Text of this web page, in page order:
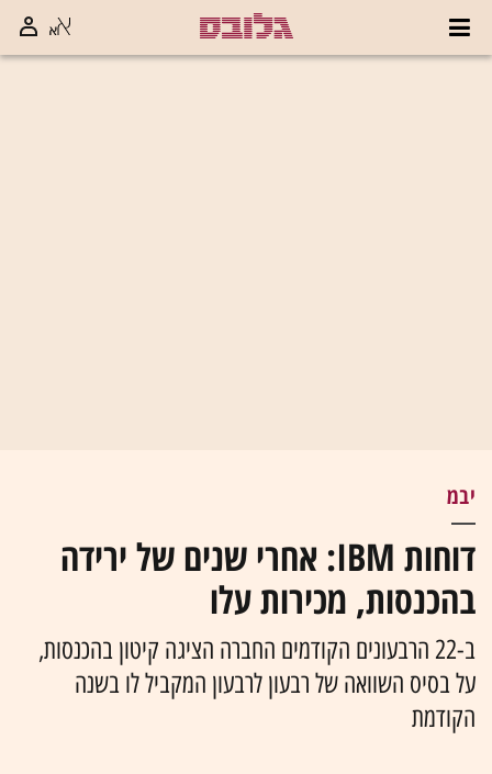
יבמ
דוחות IBM: אחרי שנים של ירידה
בהכנסות, מכירות עלו
ב-22 הרבעונים הקודמים החברה הציגה קיטון בהכנסות,
על בסיס השוואה של רבעון לרבעון המקביל לו בשנה
הקודמת